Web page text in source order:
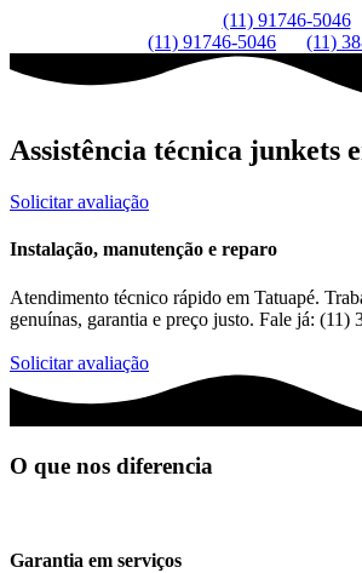
(11) 91746-5046
(11) 91746-5046
(11)
Assistência técnica junkets
Solicitar avaliação
Instalação, manutenção e reparo
Atendimento técnico rápido em Tatuapé.
genuínas, garantia e preço justo. Fale já: (11)
Solicitar avaliação
O que nos diferencia
Garantia em serviços